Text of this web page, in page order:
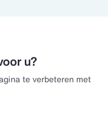
u?
te verbeteren met